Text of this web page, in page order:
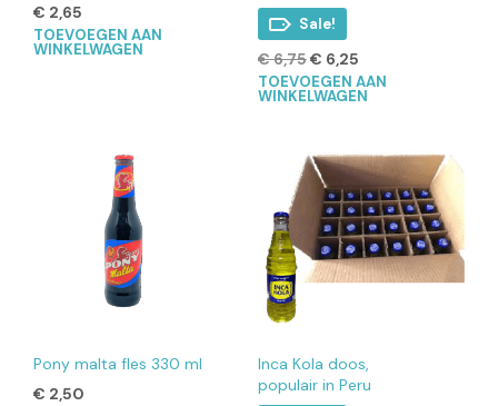
€ 2,65
TOEVOEGEN AAN
WINKELWAGEN
Sale!
€6,75Oorspronkelijke
prijs
was:
€ 6,25Huidige
prijs
is:
TOEVOEGEN AAN
WINKELWAGEN
Pony malta fles 330 ml
€ 2,50
Inca Kola doos,
populair in Peru